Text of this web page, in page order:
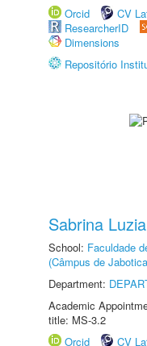
Orcid
CV
ResearcherID
Dimensions
Repositório
Sabrina
School: Faculdade
(Câmpus de
Department:
Academic
title: MS-3.2
Orcid
CV